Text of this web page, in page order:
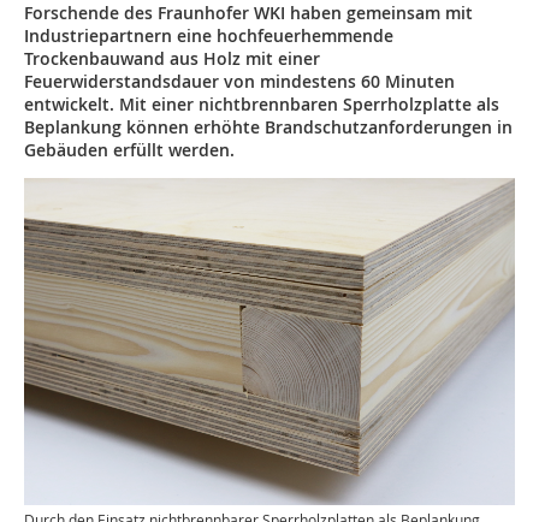
Forschende des Fraunhofer WKI haben gemeinsam mit
Industriepartnern eine hochfeuerhemmende
Trockenbauwand aus Holz mit einer
Feuerwiderstandsdauer von mindestens 60 Minuten
entwickelt. Mit einer nichtbrennbaren Sperrholzplatte als
Beplankung können erhöhte Brandschutzanforderungen in
Gebäuden erfüllt werden.